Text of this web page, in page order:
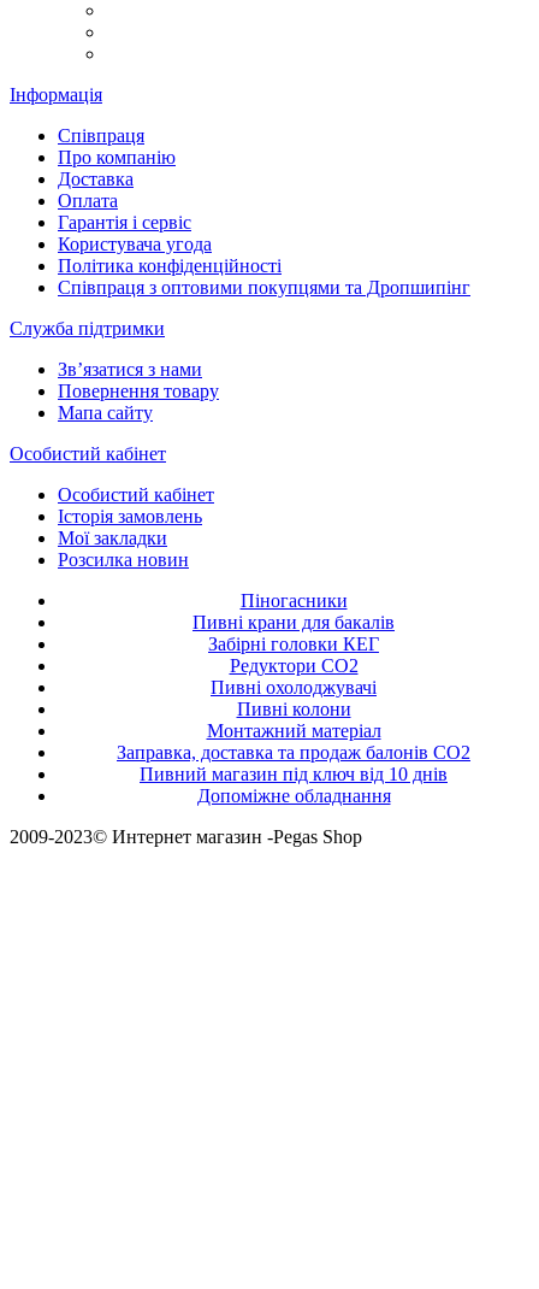
Інформація
Співпраця
Про компанію
Доставка
Оплата
Гарантія і сервіс
Користувача угода
Політика конфіденційності
Співпраця з оптовими покупцями та Дропшипінг
Служба підтримки
Зв’язатися з нами
Повернення товару
Мапа сайту
Особистий кабінет
Особистий кабінет
Історія замовлень
Мої закладки
Розсилка новин
Піногасники
Пивні крани для бакалів
Забірні головки КЕГ
Редуктори СО2
Пивні охолоджувачі
Пивні колони
Монтажний матеріал
Заправка, доставка та продаж балонів CO2
Пивний магазин під ключ від 10 днів
Допоміжне обладнання
2009-2023© Интернет магазин -Pegas Shop